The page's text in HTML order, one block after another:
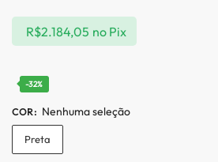
R$2.184,05 no Pix
-32%
COR : Nenhuma seleção
Preta